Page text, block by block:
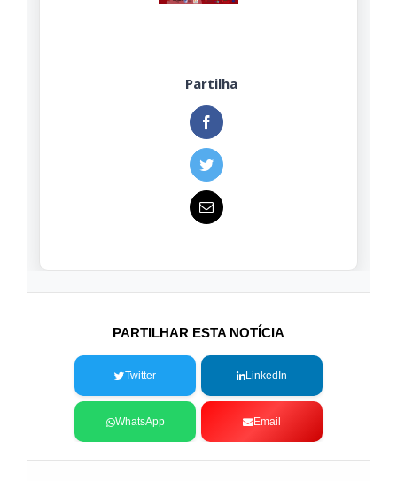
Partilha
PARTILHAR ESTA NOTÍCIA
Twitter LinkedIn
WhatsApp Email